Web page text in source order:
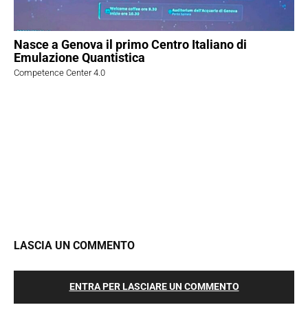
Nasce a Genova il primo Centro Italiano di
Emulazione Quantistica
Competence Center 4.0
LASCIA UN COMMENTO
ENTRA PER LASCIARE UN COMMENTO